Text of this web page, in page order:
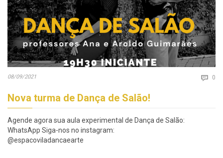
08/09/2021  0
Nova turma de Dança de Salão!
Agende agora sua aula experimental de Dança de Salão:
WhatsApp Siga-nos no instagram:
@espacoviladancaearte